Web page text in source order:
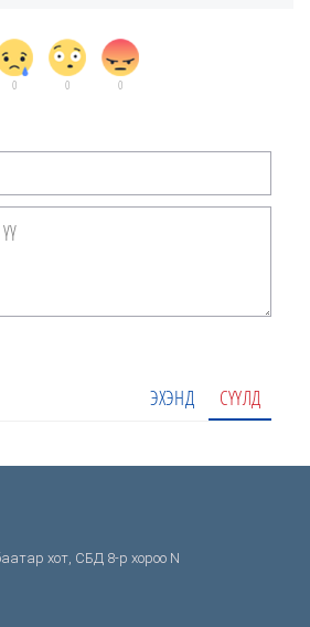
0 0 0
ЭХЭНД СҮҮЛД
хот, СБД 8-р хороо N